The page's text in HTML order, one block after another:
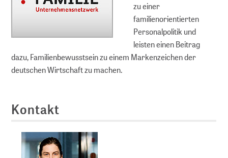
zu einer
familienorientierten
Personalpolitik und
leisten einen Beitrag
dazu, Familienbewusstsein zu einem Markenzeichen der
deutschen Wirtschaft zu machen.
Kontakt